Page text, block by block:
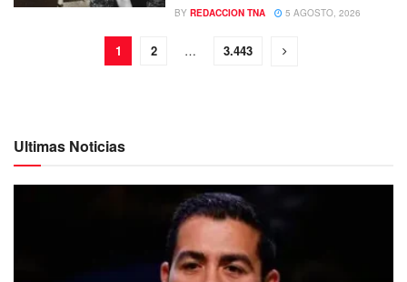
BY REDACCION TNA 5 AGOSTO, 2026
1 2 … 3.443
Ultimas Noticias